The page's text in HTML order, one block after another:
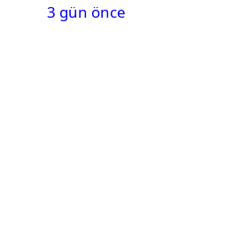
3 gün önce